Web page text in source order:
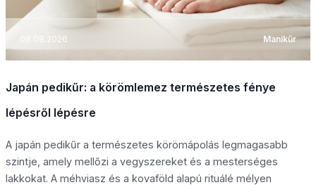
08.08.2026 Manikűr
Japán pedikűr: a körömlemez természetes fénye
lépésről lépésre
A japán pedikűr a természetes körömápolás legmagasabb
szintje, amely mellőzi a vegyszereket és a mesterséges
lakkokat. A méhviasz és a kovaföld alapú rituálé mélyen